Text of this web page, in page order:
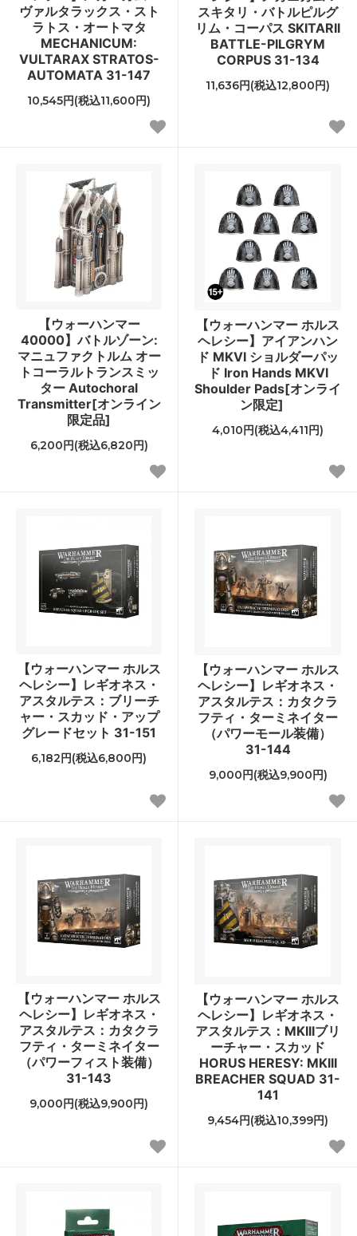
ヴァルタラックス・スト
ラトス・オートマタ
MECHANICUM:
VULTARAX STRATOS-
AUTOMATA 31-147
10,545円(税込11,600円)
スキタリ・バトルピルグ
リム・コーパス SKITARII
BATTLE-PILGRYM
CORPUS 31-134
11,636円(税込12,800円)
【ウォーハンマー
40000】バトルゾーン:
マニュファクトルム オー
トコーラルトランスミッ
ター Autochoral
Transmitter[オンライン
限定品]
6,200円(税込6,820円)
【ウォーハンマー ホルス
ヘレシー】アイアンハン
ド MKVI ショルダーパッ
ド Iron Hands MKVI
Shoulder Pads[オンライ
ン限定]
4,010円(税込4,411円)
【ウォーハンマー ホルス
ヘレシー】レギオネス・
アスタルテス：ブリーチ
ャー・スカッド・アップ
グレードセット 31-151
6,182円(税込6,800円)
【ウォーハンマー ホルス
ヘレシー】レギオネス・
アスタルテス：カタクラ
フティ・ターミネイター
（パワーモール装備）
31-144
9,000円(税込9,900円)
【ウォーハンマー ホルス
ヘレシー】レギオネス・
アスタルテス：カタクラ
フティ・ターミネイター
（パワーフィスト装備）
31-143
9,000円(税込9,900円)
【ウォーハンマー ホルス
ヘレシー】レギオネス・
アスタルテス：MKIIIブリ
ーチャー・スカッド
HORUS HERESY: MKIII
BREACHER SQUAD 31-
141
9,454円(税込10,399円)